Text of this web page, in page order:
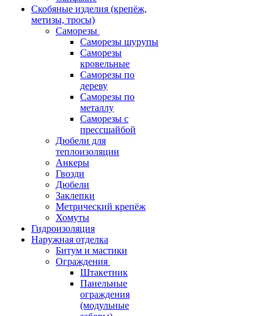
Скобяные изделия (крепёж,
метизы, тросы)
Саморезы
Саморезы шурупы
Саморезы
кровельные
Саморезы по
дереву
Саморезы по
металлу
Саморезы с
прессшайбой
Дюбели для
теплоизоляции
Анкеры
Гвозди
Дюбели
Заклепки
Метрический крепёж
Хомуты
Гидроизоляция
Наружная отделка
Битум и мастики
Ограждения
Штакетник
Панельные
ограждения
(модульные